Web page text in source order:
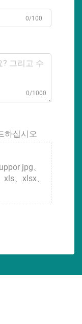
0/100
0/1000
하십시오
jpg、
、xlsx、